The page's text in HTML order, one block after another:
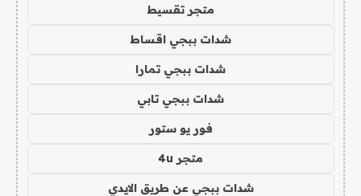
متجر تقسيط
شدات ببجي اقساط
شدات ببجي تمارا
شدات ببجي تابي
فور يو ستور
متجر 4u
شدات ببجي عن طريق الايدي